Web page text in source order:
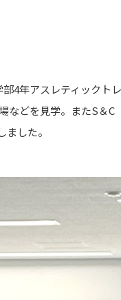
4年アスレティックト
どを見学。またS＆C
した。